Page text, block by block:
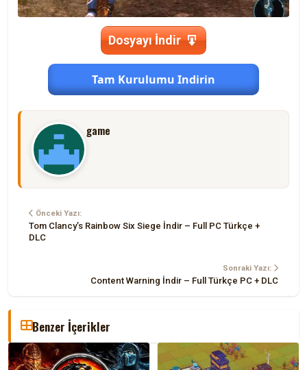
Dosyayı İndir
Tam Kurulumu Indirin
game
Önceki Yazı:
Tom Clancy’s Rainbow Six Siege İndir – Full PC Türkçe +
DLC
Sonraki Yazı:
Content Warning İndir – Full Türkçe PC + DLC
Benzer İçerikler